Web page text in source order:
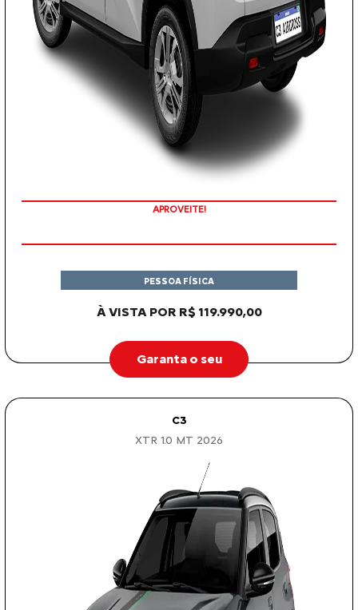
APROVEITE!
À VISTA POR R$ 119.990,00
PESSOA FÍSICA
Garanta o seu
C3
XTR 1.0 MT 2026